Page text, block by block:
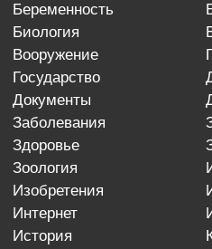
беременность
биология
вооружение
государство
документы
заболевания
здоровье
зоология
изобретения
интернет
история